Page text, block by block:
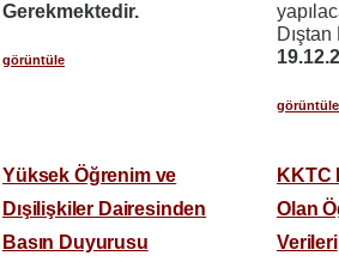
Gerekmektedir.
görüntüle
Dıştan
görüntüle
Yüksek Öğrenim ve
Dışilişkiler Dairesinden
Basın Duyurusu
KKTC
Olan
Verileri